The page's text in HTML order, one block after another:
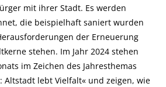
mit ihrer Stadt. Es werden
die beispielhaft saniert wurden
der Erneuerung
stehen. Im Jahr 2024 stehen
im Zeichen des Jahresthemas
Altstadt lebt Vielfalt« und zeigen, wie